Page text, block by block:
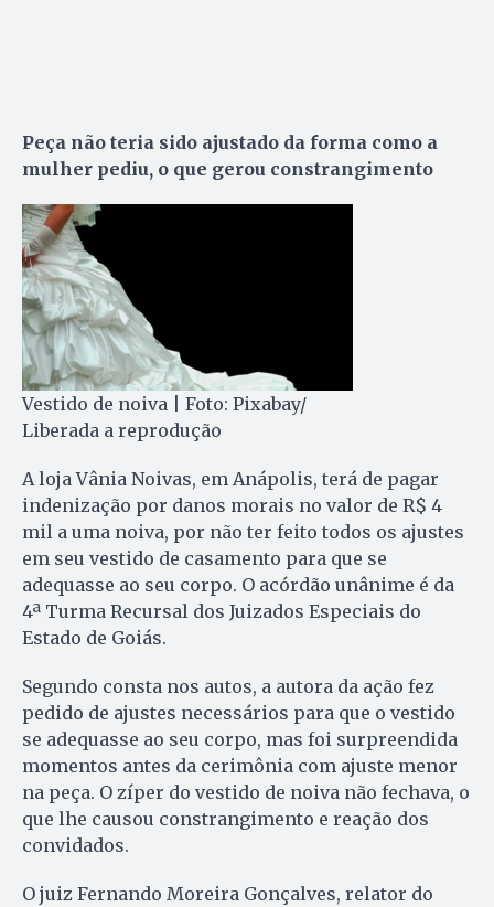
Peça não teria sido ajustado da forma como a
mulher pediu, o que gerou constrangimento
Vestido de noiva | Foto: Pixabay/
Liberada a reprodução
A loja Vânia Noivas, em Anápolis, terá de pagar
indenização por danos morais no valor de R$ 4
mil a uma noiva, por não ter feito todos os ajustes
em seu vestido de casamento para que se
adequasse ao seu corpo. O acórdão unânime é da
4ª Turma Recursal dos Juizados Especiais do
Estado de Goiás.
Segundo consta nos autos, a autora da ação fez
pedido de ajustes necessários para que o vestido
se adequasse ao seu corpo, mas foi surpreendida
momentos antes da cerimônia com ajuste menor
na peça. O zíper do vestido de noiva não fechava, o
que lhe causou constrangimento e reação dos
convidados.
O juiz Fernando Moreira Gonçalves, relator do